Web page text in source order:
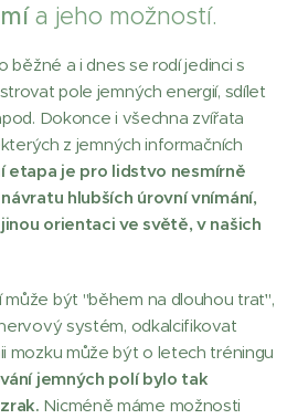
a jeho možností.
běžné a i dnes se rodí jedinci s
pole jemných energií, sdílet
Dokonce i všechna zvířata
z jemných informačních
etapa je pro lidstvo nesmírně
hlubších úrovní vnímání,
orientaci ve světě, v našich
být "během na dlouhou trať",
systém, odkalcifikovat
mozku může být o letech tréningu
jemných polí bylo tak
Nicméně máme možnosti